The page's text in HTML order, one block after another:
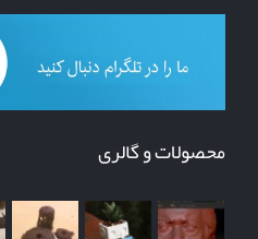
محصولات و گالری